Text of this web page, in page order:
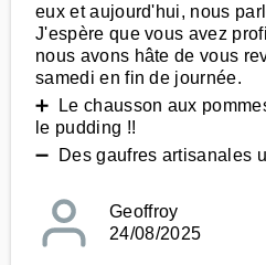
eux et aujourd'hui, nous
J'espère que vous avez
nous avons hâte de vous
samedi en fin de journée.
➕ Le chausson aux
le pudding !!
➖ Des gaufres artisanales
Geoffroy
24/08/2025